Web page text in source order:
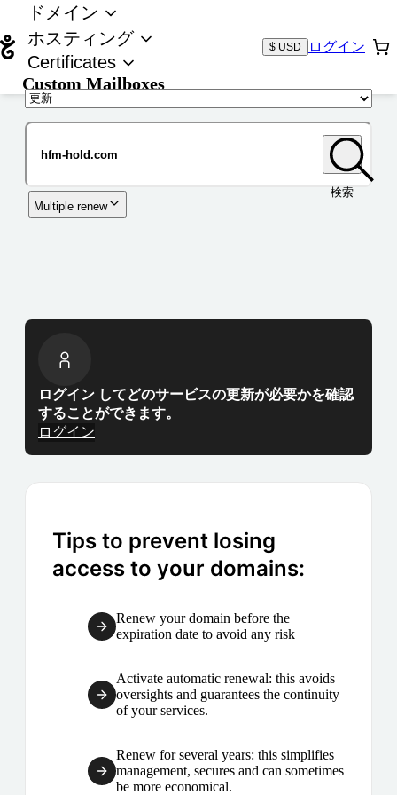
ドメイン
ホスティング
Certificates
Custom Mailboxes
$ USD ログイン
検索
Multiple renew
ログイン してどのサービスの更新が必要かを確認
することができます。
ログイン
Tips to prevent losing
access to your domains:
Renew your domain before the
expiration date to avoid any risk
Activate automatic renewal: this avoids
oversights and guarantees the continuity
of your services.
Renew for several years: this simplifies
management, secures and can sometimes
be more economical.